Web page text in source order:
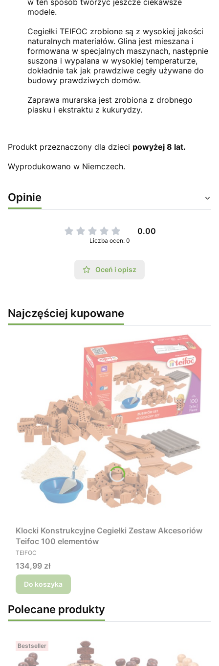
w ten sposób tworzyć jeszcze ciekawsze
modele.
Cegiełki TEIFOC zrobione są z wysokiej jakości
naturalnych materiałów. Glina jest mieszana i
formowana w specjalnych maszynach, następnie
suszona i wypalana w wysokiej temperaturze,
dokładnie tak jak prawdziwe cegły używane do
budowy prawdziwych domów.
Zaprawa murarska jest zrobiona z drobnego
piasku i ekstraktu z kukurydzy.
Produkt przeznaczony dla dzieci powyżej 8 lat.
Wyprodukowano w Niemczech.
Opinie
0.00
Liczba ocen: 0
Oceń i opisz
Najczęściej kupowane
Klocki Konstrukcyjne Cegiełki Zestaw Akcesoriów
Teifoc 100 elementów
PRODUCENT
TEIFOC
Cena
134,99 zł
Do koszyka
Polecane produkty
Bestseller